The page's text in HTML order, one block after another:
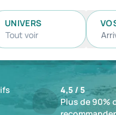
UNIVERS
Tout voir
4,5 / 5
Plus de 90%